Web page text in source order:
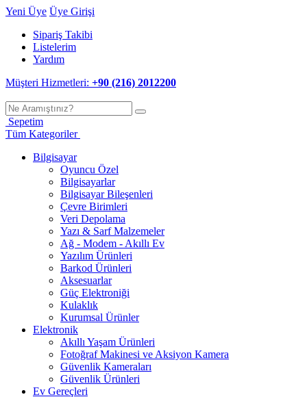
Yeni Üye Üye Girişi
Sipariş Takibi
Listelerim
Yardım
Müşteri Hizmetleri: +90 (216) 2012200
Sepetim
Tüm Kategoriler
Bilgisayar
Oyuncu Özel
Bilgisayarlar
Bilgisayar Bileşenleri
Çevre Birimleri
Veri Depolama
Yazı & Sarf Malzemeler
Ağ - Modem - Akıllı Ev
Yazılım Ürünleri
Barkod Ürünleri
Aksesuarlar
Güç Elektroniği
Kulaklık
Kurumsal Ürünler
Elektronik
Akıllı Yaşam Ürünleri
Fotoğraf Makinesi ve Aksiyon Kamera
Güvenlik Kameraları
Güvenlik Ürünleri
Ev Gereçleri